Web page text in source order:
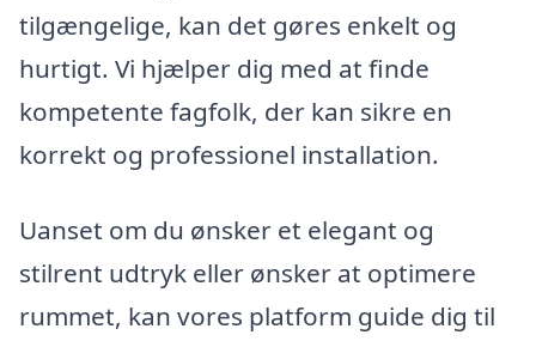
tilgængelige, kan det gøres enkelt og
hurtigt. Vi hjælper dig med at finde
kompetente fagfolk, der kan sikre en
korrekt og professionel installation.
Uanset om du ønsker et elegant og
stilrent udtryk eller ønsker at optimere
rummet, kan vores platform guide dig til